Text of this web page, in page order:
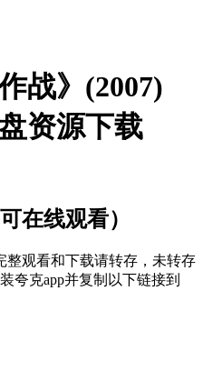
战》(2007)
资源下载
在线观看）
整观看和下载请转存，未转存
夸克app并复制以下链接到